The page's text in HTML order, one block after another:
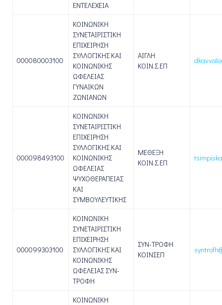
ΕΝΤΕΛΕΧΕΙΑ
000080003100
ΚΟΙΝΩΝΙΚΗ
ΣΥΝΕΤΑΙΡΙΣΤΙΚΗ
ΕΠΙΧΕΙΡΗΣΗ
ΣΥΛΛΟΓΙΚΗΣ ΚΑΙ
ΚΟΙΝΩΝΙΚΗΣ
ΩΦΕΛΕΙΑΣ
ΓΥΝΑΙΚΩΝ
ΖΩΝΙΑΝΩΝ
ΑΙΓΛΗ
ΚΟΙΝ.Σ.ΕΠ
000098493100
ΚΟΙΝΩΝΙΚΗ
ΣΥΝΕΤΑΙΡΙΣΤΙΚΗ
ΕΠΙΧΕΙΡΗΣΗ
ΣΥΛΛΟΓΙΚΗΣ ΚΑΙ
ΚΟΙΝΩΝΙΚΗΣ
ΩΦΕΛΕΙΑΣ
ΨΥΧΟΘΕΡΑΠΕΙΑΣ
ΚΑΙ
ΣΥΜΒΟΥΛΕΥΤΙΚΗΣ
ΜΕΘΕΞΗ
ΚΟΙΝ.Σ.ΕΠ
000099303100
ΚΟΙΝΩΝΙΚΗ
ΣΥΝΕΤΑΙΡΙΣΤΙΚΗ
ΕΠΙΧΕΙΡΗΣΗ
ΣΥΛΛΟΓΙΚΗΣ ΚΑΙ
ΚΟΙΝΩΝΙΚΗΣ
ΩΦΕΛΕΙΑΣ ΣΥΝ-
ΤΡΟΦΗ
ΣΥΝ-ΤΡΟΦΗ
ΚΟΙΝΣΕΠ
ΚΟΙΝΩΝΙΚΗ